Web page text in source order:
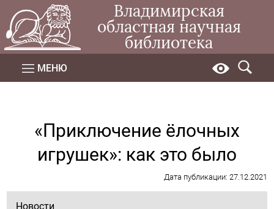
Владимирская
областная научная
библиотека
МЕНЮ
«Приключение ёлочных
игрушек»: как это было
Дата публикации: 27.12.2021
Новости